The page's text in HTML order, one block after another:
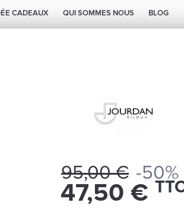
CADEAUX QUI SOMMES NOUS BLOG
95,00 € -50%
47,50 €